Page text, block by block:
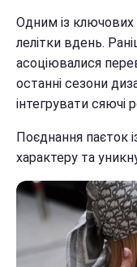
Одним із ключових
лелітки вдень.
асоціювалися
останні сезони
інтегрувати сяючі
Поєднання паєток
характеру та